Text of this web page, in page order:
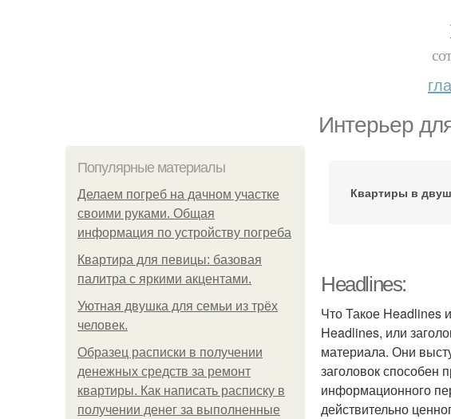
Интерьер
Популярные материалы
Делаем погреб на дачном участке
своими руками. Общая
информация по устройству погреба
Квартира для певицы: базовая
палитра с яркими акцентами.
Уютная двушка для семьи из трёх
человек.
Образец расписки в получении
денежных средств за ремонт
квартиры. Как написать расписку в
получении денег за выполненные
Квартиры в
Headlines:
Что Такое
Headlines, или
материала. Они
заголовок способен
информационного
действительно